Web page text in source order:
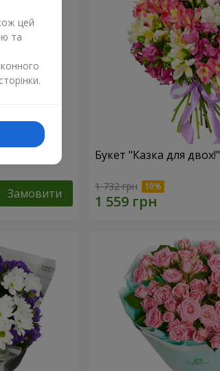
Замовити
Букет "Казка для двох!"
1 732 грн
цей
та